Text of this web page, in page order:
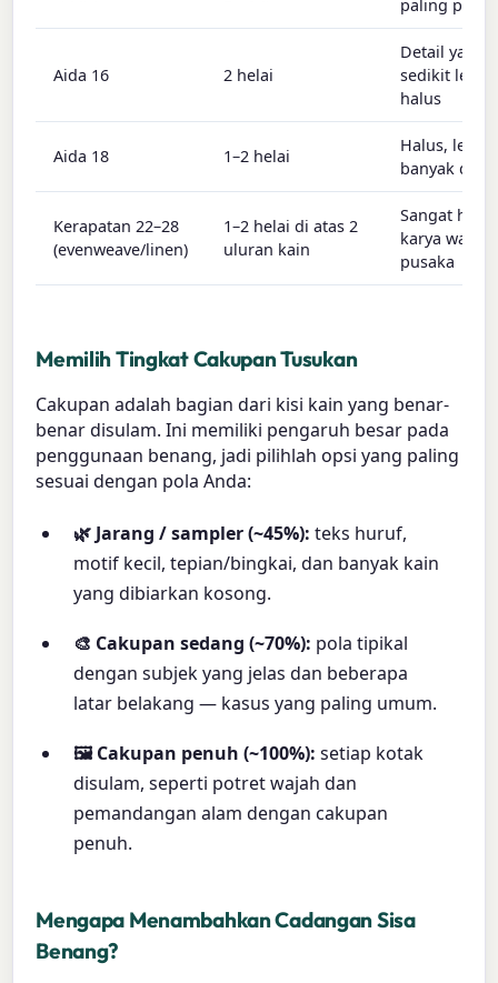
paling
Aida 16 2 helai
Detail yang
sedikit lebih
halus
Aida 18 1–2 helai
Halus, lebih
banyak
Kerapatan 22–28
(evenweave/linen)
1–2 helai di atas 2
uluran kain
Sangat
karya
pusaka
Memilih Tingkat Cakupan Tusukan
Cakupan adalah bagian dari kisi kain yang benar-
benar disulam. Ini memiliki pengaruh besar pada
penggunaan benang, jadi pilihlah opsi yang paling
sesuai dengan pola Anda:
🌿 Jarang / sampler (~45%): teks huruf,
motif kecil, tepian/bingkai, dan banyak kain
yang dibiarkan kosong.
🎨 Cakupan sedang (~70%): pola tipikal
dengan subjek yang jelas dan beberapa
latar belakang — kasus yang paling umum.
🖼️ Cakupan penuh (~100%): setiap kotak
disulam, seperti potret wajah dan
pemandangan alam dengan cakupan
penuh.
Mengapa Menambahkan Cadangan Sisa
Benang?